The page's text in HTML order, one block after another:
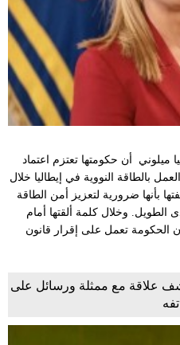
ميلوني أن حكومتها تعتزم اعتماد
بالطاقة النووية في إيطاليا خلال
بأنها ضرورية لتعزيز أمن الطاقة
الطويل. وخلال كلمة ألقتها أمام
الحكومة تعمل على إقرار قانون
علاقة مع ممثلة ورسائل على